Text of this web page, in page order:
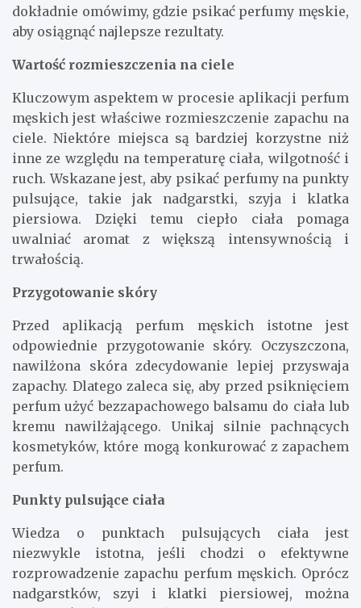
dokładnie omówimy, gdzie psikać perfumy męskie,
aby osiągnąć najlepsze rezultaty.
Wartość rozmieszczenia na ciele
Kluczowym aspektem w procesie aplikacji perfum
męskich jest właściwe rozmieszczenie zapachu na
ciele. Niektóre miejsca są bardziej korzystne niż
inne ze względu na temperaturę ciała, wilgotność i
ruch. Wskazane jest, aby psikać perfumy na punkty
pulsujące, takie jak nadgarstki, szyja i klatka
piersiowa. Dzięki temu ciepło ciała pomaga
uwalniać aromat z większą intensywnością i
trwałością.
Przygotowanie skóry
Przed aplikacją perfum męskich istotne jest
odpowiednie przygotowanie skóry. Oczyszczona,
nawilżona skóra zdecydowanie lepiej przyswaja
zapachy. Dlatego zaleca się, aby przed psiknięciem
perfum użyć bezzapachowego balsamu do ciała lub
kremu nawilżającego. Unikaj silnie pachnących
kosmetyków, które mogą konkurować z zapachem
perfum.
Punkty pulsujące ciała
Wiedza o punktach pulsujących ciała jest
niezwykle istotna, jeśli chodzi o efektywne
rozprowadzenie zapachu perfum męskich. Oprócz
nadgarstków, szyi i klatki piersiowej, można